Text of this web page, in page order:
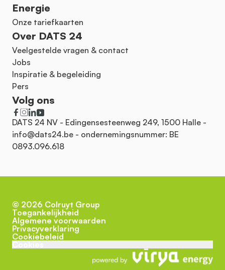
Energie
Onze tariefkaarten
Over DATS 24
Veelgestelde vragen & contact
Jobs
Inspiratie & begeleiding
Pers
Volg ons
DATS 24 NV - Edingensesteenweg 249, 1500 Halle -
info@dats24.be - ondernemingsnummer: BE
0893.096.618
© 2026 Colruyt Group
Toegankelijkheid
Algemene voorwaarden
Privacyverklaring
Cookiebeleid